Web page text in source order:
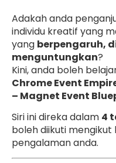
Adakah anda
individu kreatif yang
yang berpengaruh,
menguntungkan?
Kini, anda boleh
Chrome Event
– Magnet Event
Siri ini direka dalam 4
boleh diikuti
pengalaman anda.